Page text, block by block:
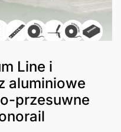
Line i
aluminiowe
przesuwne